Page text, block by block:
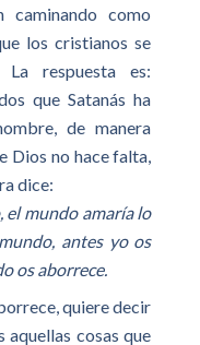
caminando como
los cristianos se
La respuesta es:
que Satanás ha
de manera
Dios no hace falta,
dice:
el mundo amaría lo
antes yo os
os aborrece.
quiere decir
aquellas cosas que